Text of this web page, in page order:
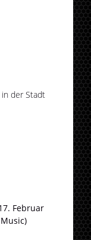
der Stadt
Februar